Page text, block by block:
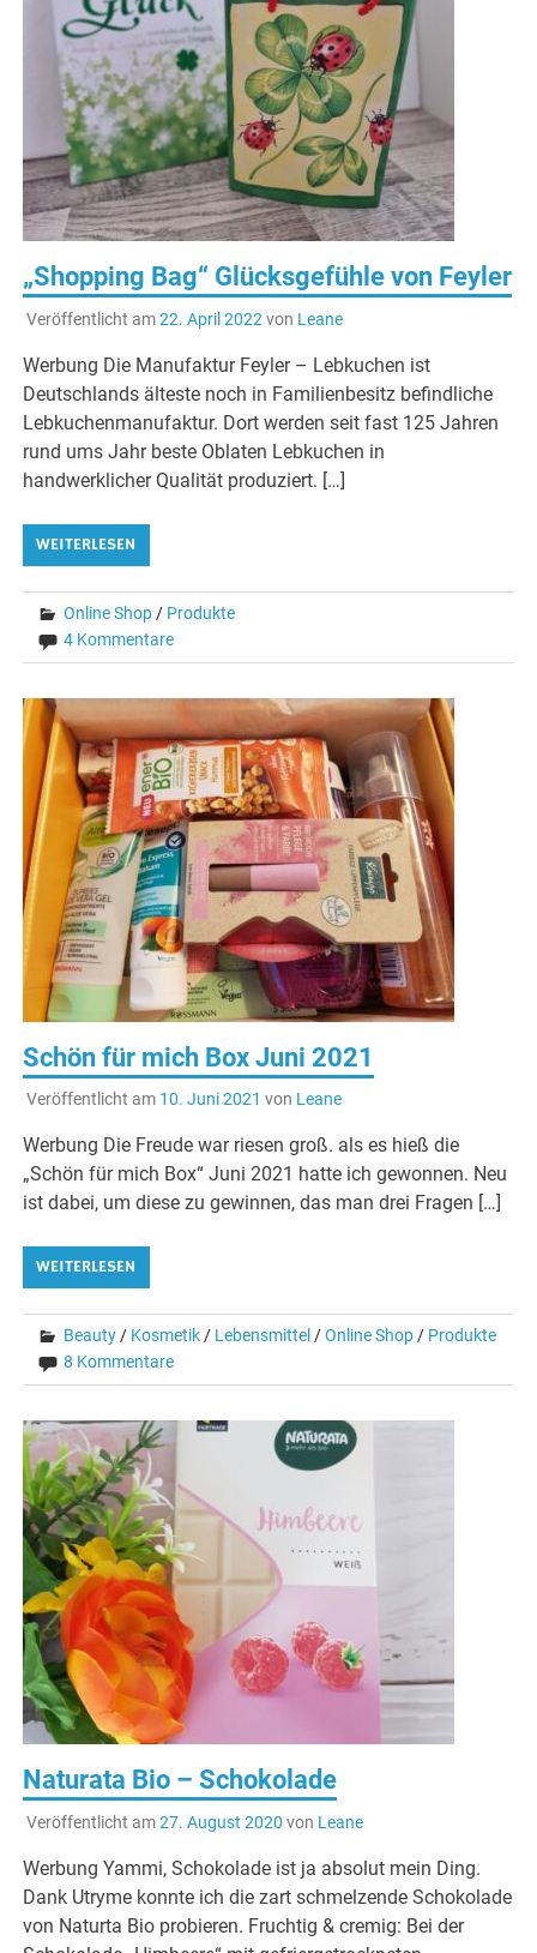
„Shopping Bag“ Glücksgefühle von Feyler
Veröffentlicht am22. April 2022 von Leane
Werbung Die Manufaktur Feyler – Lebkuchen ist
Deutschlands älteste noch in Familienbesitz befindliche
Lebkuchenmanufaktur. Dort werden seit fast 125 Jahren
rund ums Jahr beste Oblaten Lebkuchen in
handwerklicher Qualität produziert. […]
WEITERLESEN
Online Shop / Produkte
4 Kommentare
Schön für mich Box Juni 2021
Veröffentlicht am 10. Juni 2021 von Leane
Werbung Die Freude war riesen groß. als es hieß die
„Schön für mich Box“ Juni 2021 hatte ich gewonnen. Neu
ist dabei, um diese zu gewinnen, das man drei Fragen […]
WEITERLESEN
Beauty/ Kosmetik/ Lebensmittel /Online Shop/ Produkte
8 Kommentare
Naturata Bio – Schokolade
Veröffentlicht am27. August 2020 von Leane
Werbung Yammi, Schokolade ist ja absolut mein Ding.
Dank Utryme konnte ich die zart schmelzende Schokolade
von Naturta Bio probieren. Fruchtig & cremig: Bei der